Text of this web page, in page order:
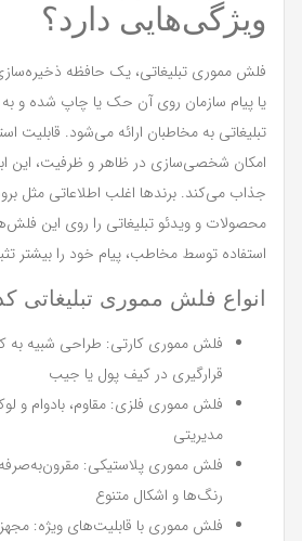
ویژگی‌هایی دارد؟
فلش مموری تبلیغاتی، یک حافظه
یا پیام سازمان روی آن حک یا چاپ شده و به
تبلیغاتی به مخاطبان ارائه می‌شود. قابلیت
امکان شخصی‌سازی در ظاهر و ظرفیت، این
جذاب می‌کند. برندها اغلب اطلاعاتی مثل
محصولات و ویدئو تبلیغاتی را روی این
استفاده توسط مخاطب، پیام خود را بیشتر
انواع فلش مموری تبلیغاتی
فلش مموری کارتی: طراحی شبیه به
قرارگیری در کیف پول یا جیب
فلش مموری فلزی: مقاوم، بادوام و
مدیریتی
فلش مموری پلاستیکی:
رنگ‌ها و اشکال متنوع
فلش مموری با قابلیت‌های ویژه: مجهز